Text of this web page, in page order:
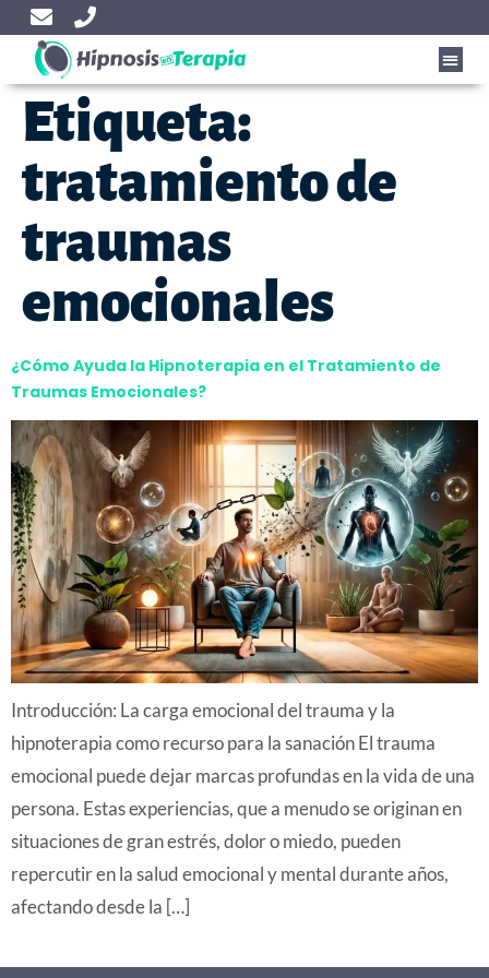
Etiqueta:
tratamiento de
traumas
emocionales
¿Cómo Ayuda la Hipnoterapia en el Tratamiento de
Traumas Emocionales?
Introducción: La carga emocional del trauma y la
hipnoterapia como recurso para la sanación El trauma
emocional puede dejar marcas profundas en la vida de una
persona. Estas experiencias, que a menudo se originan en
situaciones de gran estrés, dolor o miedo, pueden
repercutir en la salud emocional y mental durante años,
afectando desde la […]